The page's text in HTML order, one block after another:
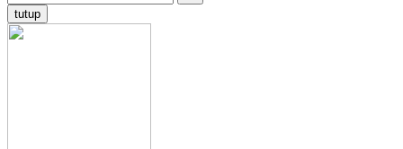
tutup